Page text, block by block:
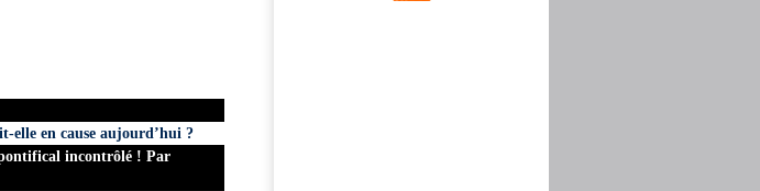
elle en cause aujourd’hui ?
incontrôlé ! Par